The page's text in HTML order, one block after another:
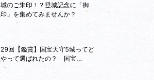
のご朱印！？登城記念に「御
」を集めてみませんか？
回【鑑賞】国宝天守5城ってど
って選ばれたの？ 国宝...